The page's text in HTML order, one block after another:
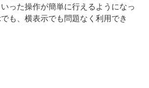
った操作が簡単に行えるようになっ
も、横表示でも問題なく利用でき